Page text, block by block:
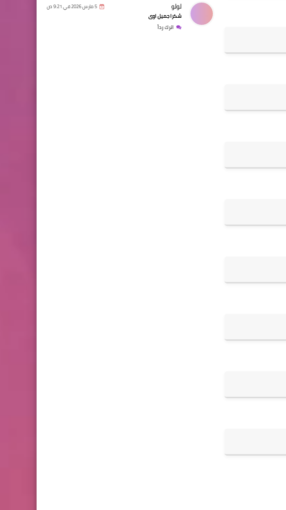
لولو 5 مارس 2026 في 9:21 ص
شكرا جميل اوى
اترك رداً